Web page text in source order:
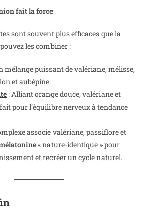
fait la force
sont souvent plus efficaces que la
les combiner :
mélange puissant de valériane, mélisse,
et aubépine.
: Alliant orange douce, valériane et
pour l’équilibre nerveux à tendance
associe valériane, passiflore et
« nature-identique » pour
et recréer un cycle naturel.